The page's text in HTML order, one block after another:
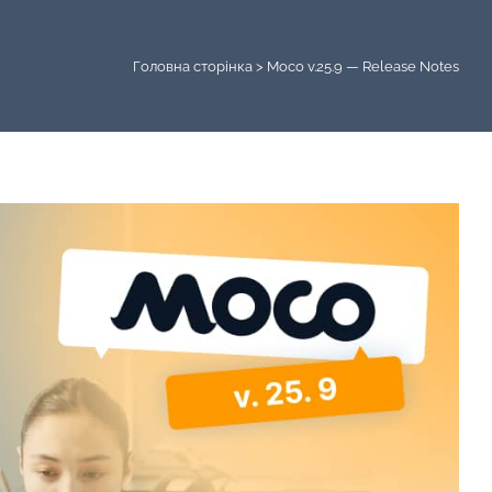
Головна сторінка > Moco v.25.9 — Release Notes